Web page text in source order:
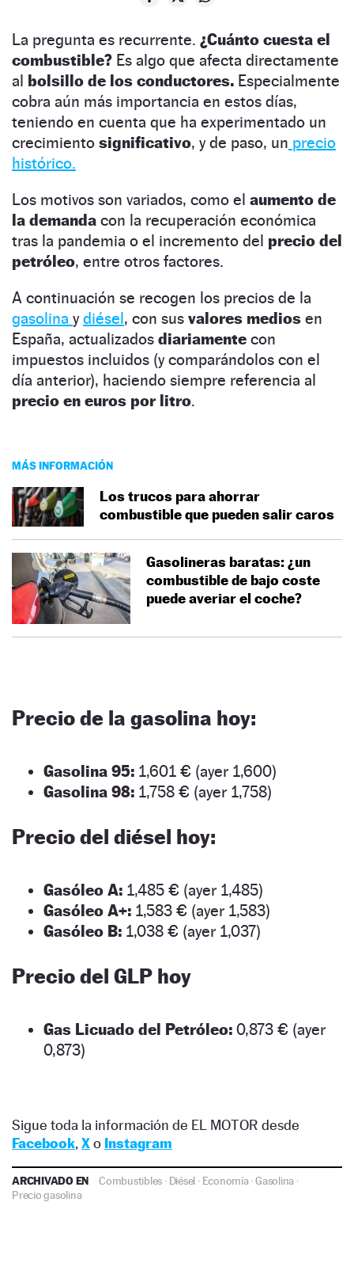
La pregunta es recurrente. ¿Cuánto cuesta el
combustible? Es algo que afecta directamente
al bolsillo de los conductores. Especialmente
cobra aún más importancia en estos días,
teniendo en cuenta que ha experimentado un
crecimiento significativo, y de paso, un precio
histórico.
Los motivos son variados, como el aumento de
la demanda con la recuperación económica
tras la pandemia o el incremento del precio del
petróleo, entre otros factores.
A continuación se recogen los precios de la
gasolina ydiésel, con sus valores medios en
España, actualizados diariamente con
impuestos incluidos (y comparándolos con el
día anterior), haciendo siempre referencia al
precio en euros por litro.
MÁS INFORMACIÓN
Los trucos para ahorrar
combustible que pueden salir caros
Gasolineras baratas: ¿un
combustible de bajo coste
puede averiar el coche?
Precio de la gasolina hoy:
Gasolina 95: 1,601 € (ayer 1,600)
Gasolina 98: 1,758 € (ayer 1,758)
Precio del diésel hoy:
Gasóleo A: 1,485 € (ayer 1,485)
Gasóleo A+: 1,583 € (ayer 1,583)
Gasóleo B: 1,038 € (ayer 1,037)
Precio del GLP hoy
Gas Licuado del Petróleo: 0,873 € (ayer
0,873)
Sigue toda la información de EL MOTOR desde
Facebook, Xo Instagram
ARCHIVADO EN Combustibles · Diésel · Economía·Gasolina ·
Precio gasolina